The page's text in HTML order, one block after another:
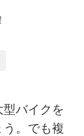
バイクを
。でも複